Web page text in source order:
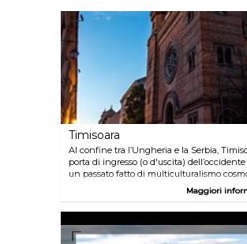
siano ancora palpabili, la città è saldamente
proiettata verso il futuro, senza mai
sua storia. Bar e boutique di lusso dividono
con chiese ortodosse e gallerie d'arte, tutte
dominate dall'imponente Palazzo del
Timisoara
Al confine tra l’Ungheria e la Serbia,
porta di ingresso (o d'uscita)
un passato fatto di multiculturalismo
Oggi è conosciuta anche per essere il luogo
nascita della rivoluzione rumena del 1989
posto fine al regime di Ceauşescu, e quindi
romena. Si tratta di una città piena di
Maggiori